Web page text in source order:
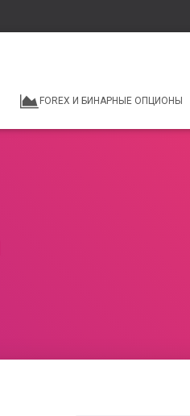
FOREX И БИНАРНЫЕ ОПЦИОНЫ